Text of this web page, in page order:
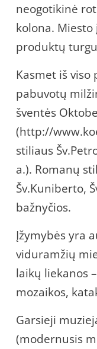
neogotikinė
kolona.
produktų
Kasmet iš viso
pabuvotų
šventės
(http://
stiliaus
a.). Romanų
Šv.Kuniberto,
bažnyčios.
Įžymybės yra
viduramžių
laikų liekanos
mozaikos,
Garsieji
(modernusis